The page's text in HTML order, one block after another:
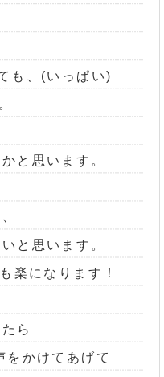
も、(いっぱい)
と思います。
と思います。
楽になります！
ら
をかけてあげて